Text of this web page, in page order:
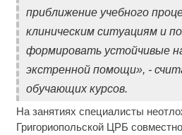
приближение учебного
клиническим ситуациям и
формировать устойчивые
экстренной помощи», -
обучающих курсов.
На занятиях специалисты
Григориопольской ЦРБ